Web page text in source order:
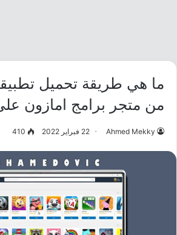
ما هي طريقة تحميل
من متجر برامج امازون على
Ahmed Mekky 22 فبراير 2022 410